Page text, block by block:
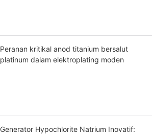
Peranan kritikal anod titanium bersalut
platinum dalam elektroplating moden
Generator Hypochlorite Natrium Inovatif: